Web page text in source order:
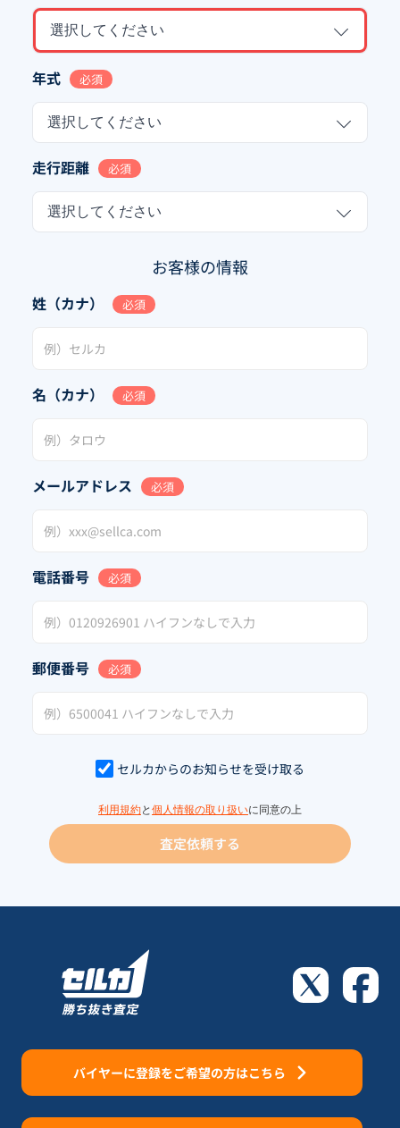
選択してください
年式 必須
選択してください
走行距離 必須
選択してください
お客様の情報
姓（カナ） 必須
名（カナ） 必須
メールアドレス 必須
電話番号 必須
郵便番号 必須
セルカからのお知らせを受け取る
利用規約と 個人情報の取り扱いに同意の上
査定依頼する
バイヤーに登録をご希望の方はこちら